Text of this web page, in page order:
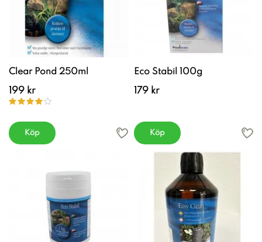
Clear Pond 250ml
199 kr
Köp
Eco Stabil 100g
179 kr
Köp